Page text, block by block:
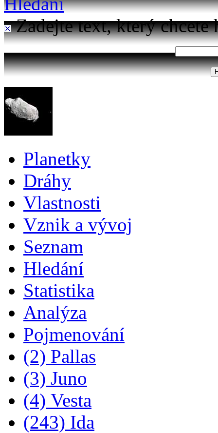
Zadejte text, který chcete
Planetky
Dráhy
Vlastnosti
Vznik a vývoj
Seznam
Hledání
Statistika
Analýza
Pojmenování
(2) Pallas
(3) Juno
(4) Vesta
(243) Ida